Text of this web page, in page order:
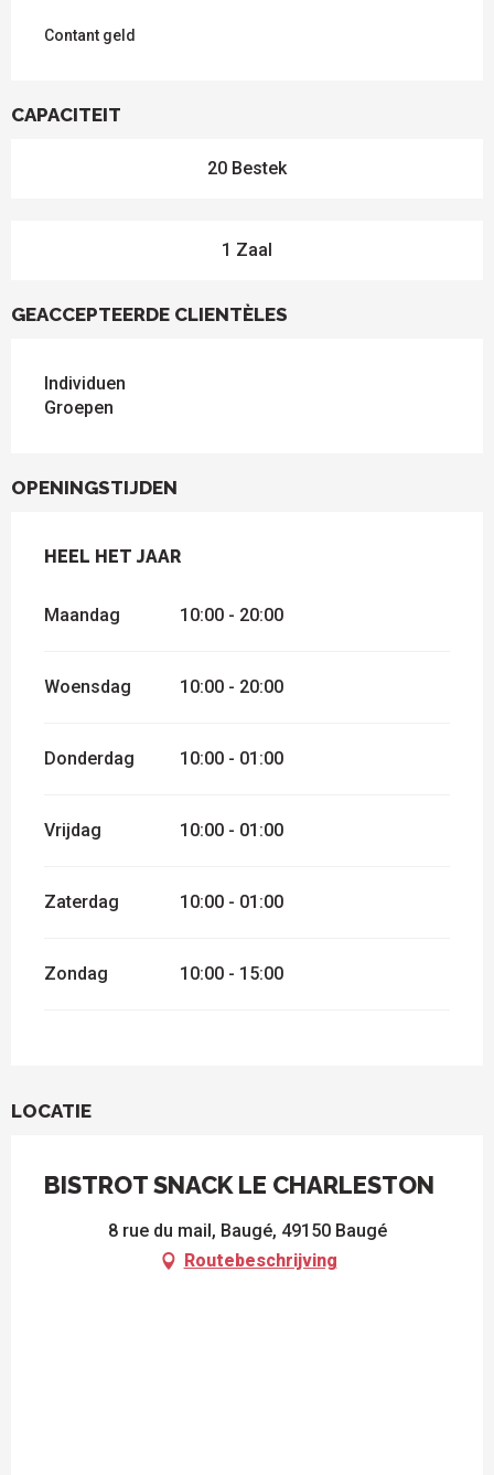
Contant geld
CAPACITEIT
20 Bestek
1 Zaal
GEACCEPTEERDE CLIENTÈLES
Individuen
Groepen
OPENINGSTIJDEN
HEEL HET JAAR
HEEL HET JAAR
Maandag 10:00 - 20:00
Woensdag 10:00 - 20:00
Donderdag 10:00 - 01:00
Vrijdag 10:00 - 01:00
Zaterdag 10:00 - 01:00
Zondag 10:00 - 15:00
LOCATIE
BISTROT SNACK LE CHARLESTON
8 rue du mail, Baugé, 49150 Baugé
Routebeschrijving